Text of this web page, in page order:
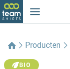
Producten
BIO